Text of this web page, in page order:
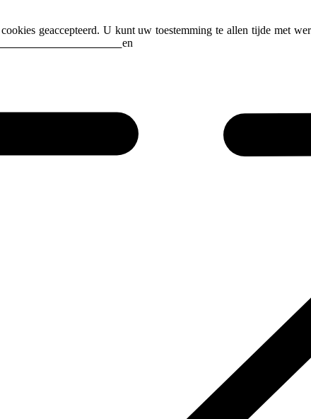
geaccepteerd. U kunt uw toestemming te allen tijde met
en